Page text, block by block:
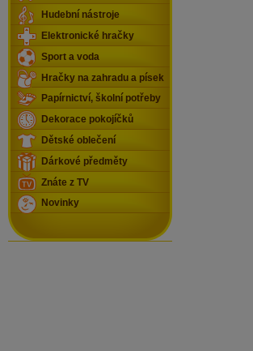
Hudební nástroje
Elektronické hračky
Sport a voda
Hračky na zahradu a písek
Papírnictví, školní potřeby
Dekorace pokojíčků
Dětské oblečení
Dárkové předměty
Znáte z TV
Novinky